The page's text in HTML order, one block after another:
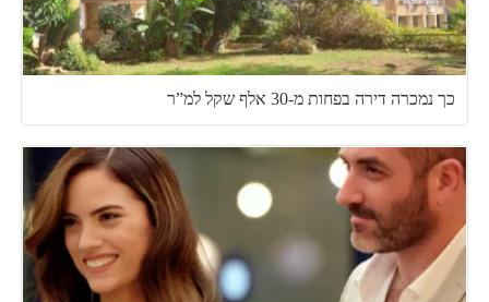
כך נמכרה דירה בפחות מ-30 אלף שקל למ”ר